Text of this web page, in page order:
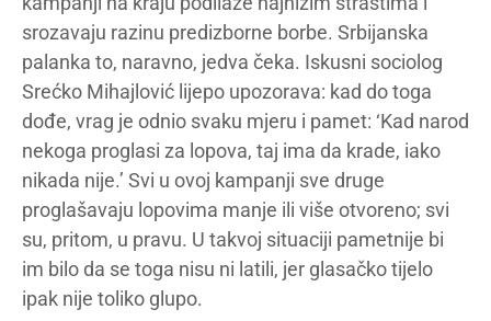
srozavaju razinu predizborne borbe. Srbijanska
palanka to, naravno, jedva čeka. Iskusni sociolog
Srećko Mihajlović lijepo upozorava: kad do toga
dođe, vrag je odnio svaku mjeru i pamet: ‘Kad narod
nekoga proglasi za lopova, taj ima da krade, iako
nikada nije.’ Svi u ovoj kampanji sve druge
proglašavaju lopovima manje ili više otvoreno; svi
su, pritom, u pravu. U takvoj situaciji pametnije bi
im bilo da se toga nisu ni latili, jer glasačko tijelo
ipak nije toliko glupo.